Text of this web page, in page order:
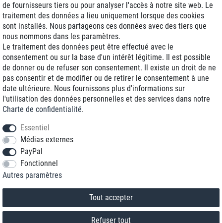
Livraison J+1
Frais d'expédition réduits
Reconditionnée avec garantie
+33 1 70 99 07 94 *
* Vous pouvez nous joindre aux tarifs locaux du lundi au vendredi de 9h à 18h.
de fournisseurs tiers ou pour analyser l'accès à notre site web. Le
traitement des données a lieu uniquement lorsque des cookies
sont installés. Nous partageons ces données avec des tiers que
nous nommons dans les paramètres.
Le traitement des données peut être effectué avec le
consentement ou sur la base d'un intérêt légitime. Il est possible
de donner ou de refuser son consentement. Il existe un droit de ne
pas consentir et de modifier ou de retirer le consentement à une
date ultérieure. Nous fournissons plus d'informations sur
l'utilisation des données personnelles et des services dans notre
Charte de confidentialité.
Essentiel
Médias externes
PayPal
Fonctionnel
Autres paramètres
Tout accepter
Refuser tout